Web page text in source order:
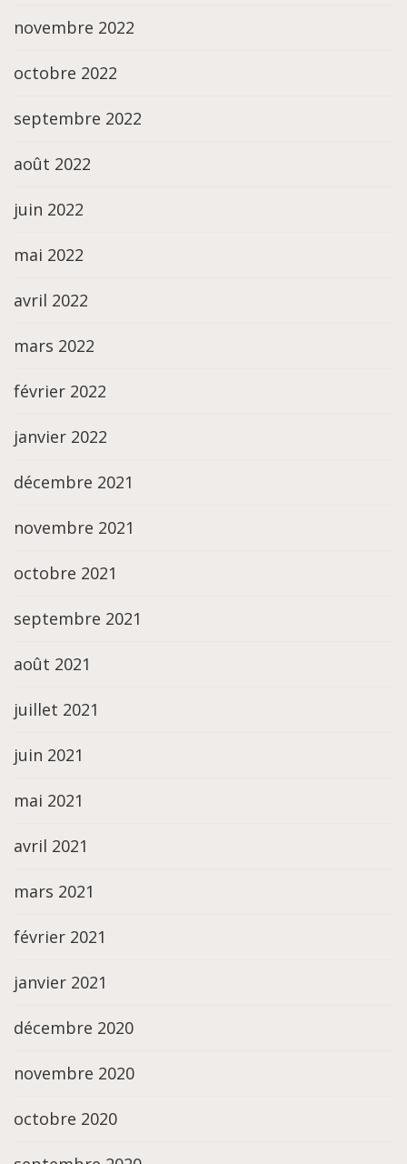
novembre 2022
octobre 2022
septembre 2022
août 2022
juin 2022
mai 2022
avril 2022
mars 2022
février 2022
janvier 2022
décembre 2021
novembre 2021
octobre 2021
septembre 2021
août 2021
juillet 2021
juin 2021
mai 2021
avril 2021
mars 2021
février 2021
janvier 2021
décembre 2020
novembre 2020
octobre 2020